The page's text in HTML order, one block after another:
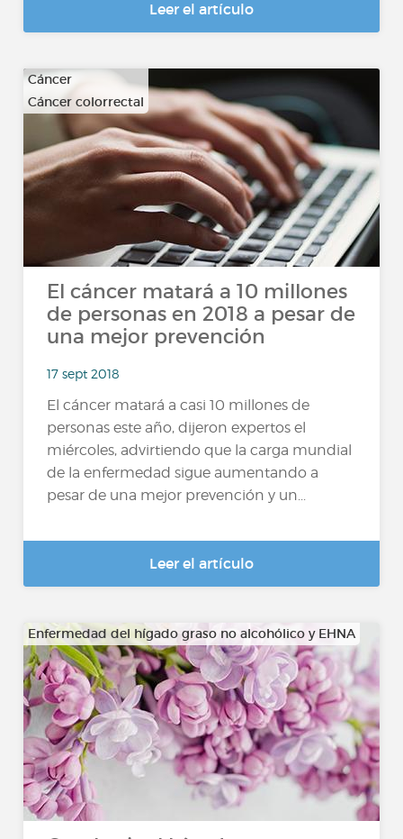
Leer el artículo
Cáncer
Cáncer colorrectal
El cáncer matará a 10 millones
de personas en 2018 a pesar de
una mejor prevención
17 sept 2018
El cáncer matará a casi 10 millones de
personas este año, dijeron expertos el
miércoles, advirtiendo que la carga mundial
de la enfermedad sigue aumentando a
pesar de una mejor prevención y un...
Leer el artículo
Enfermedad del hígado graso no alcohólico y EHNA